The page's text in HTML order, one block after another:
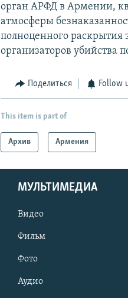
орган АРФД в Армении,
атмосферы
полноценного раскрытия
организаторов убийства
Поделиться Follow
This item is part of
Архив Армения
МУЛЬТИМЕДИА
Видео
Фильм
Фото
Аудио